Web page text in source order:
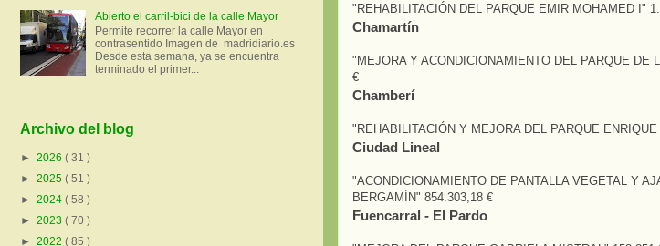
"REHABILITACIÓN DEL PARQUE EMIR MOHAMED I"
Chamartín
"MEJORA Y ACONDICIONAMIENTO DEL PARQUE DE
€
Chamberí
"REHABILITACIÓN Y MEJORA DEL PARQUE
Ciudad Lineal
"ACONDICIONAMIENTO DE PANTALLA VEGETAL Y
BERGAMÍN" 854.303,18 €
Fuencarral - El Pardo
Abierto el carril-bici de la calle Mayor
Permite recorrer la calle Mayor en
contrasentido Imagen de madridiario.es
Desde esta semana, ya se encuentra
terminado el primer...
Archivo del blog
► 2026 ( 31 )
► 2025 ( 51 )
► 2024 ( 58 )
► 2023 ( 70 )
► 2022 ( 85 )